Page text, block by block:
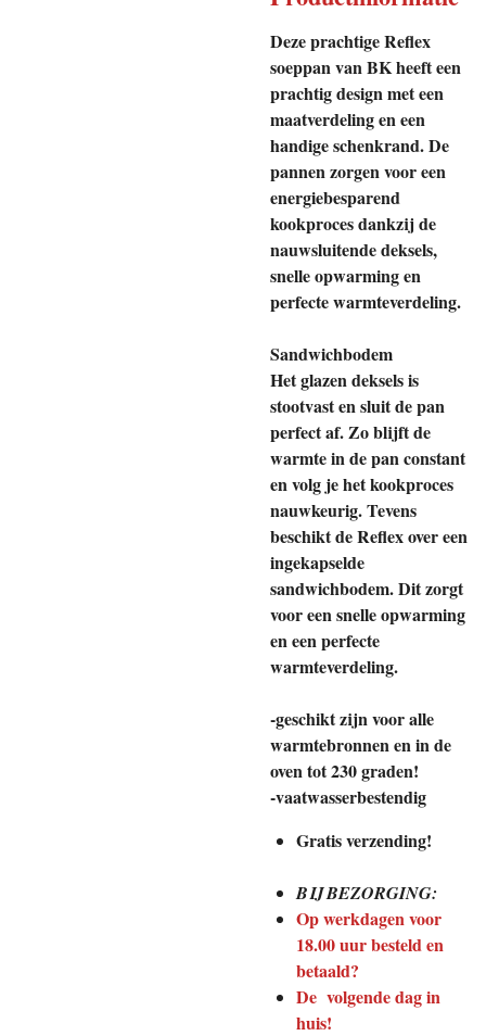
Deze prachtige Reflex
soeppan van BK heeft een
prachtig design met een
maatverdeling en een
handige schenkrand. De
pannen zorgen voor een
energiebesparend
kookproces dankzij de
nauwsluitende deksels,
snelle opwarming en
perfecte warmteverdeling.
Sandwichbodem
Het glazen deksels is
stootvast en sluit de pan
perfect af. Zo blijft de
warmte in de pan constant
en volg je het kookproces
nauwkeurig. Tevens
beschikt de Reflex over een
ingekapselde
sandwichbodem. Dit zorgt
voor een snelle opwarming
en een perfecte
warmteverdeling.
-geschikt zijn voor alle
warmtebronnen en in de
oven tot 230 graden!
-vaatwasserbestendig
Gratis verzending!
BIJ BEZORGING:
Op werkdagen voor
18.00 uur besteld en
betaald?
De volgende dag in
huis!